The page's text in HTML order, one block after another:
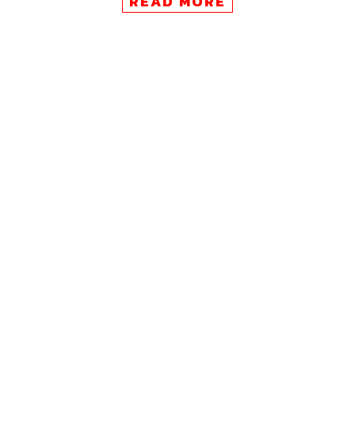
ชลาศัย ซึ่งปัจจุบันสนามศุภชลาศัยได้อยู่ในความดูแลของ